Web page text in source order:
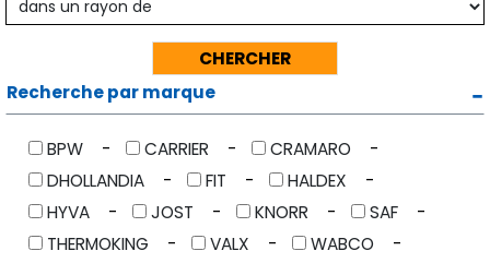
Recherche par marque
BPW CARRIER
CRAMARO
DHOLLANDIA
FIT
HALDEX
HYVA
JOST KNORR
SAF
THERMOKING
VALX
WABCO